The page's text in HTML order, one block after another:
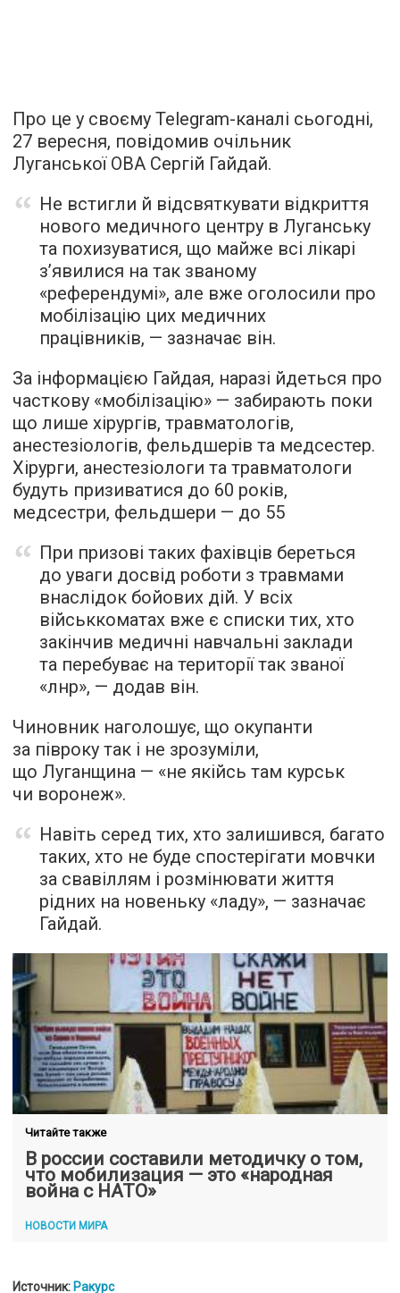
Про це у своєму Telegram-каналі сьогодні,
27 вересня, повідомив очільник
Луганської ОВА Сергій Гайдай.
Не встигли й відсвяткувати відкриття
нового медичного центру в Луганську
та похизуватися, що майже всі лікарі
з’явилися на так званому
«референдумі», але вже оголосили про
мобілізацію цих медичних
працівників, — зазначає він.
За інформацією Гайдая, наразі йдеться про
часткову «мобілізацію» — забирають поки
що лише хірургів, травматологів,
анестезіологів, фельдшерів та медсестер.
Хірурги, анестезіологи та травматологи
будуть призиватися до 60 років,
медсестри, фельдшери — до 55
При призові таких фахівців береться
до уваги досвід роботи з травмами
внаслідок бойових дій. У всіх
військкоматах вже є списки тих, хто
закінчив медичні навчальні заклади
та перебуває на території так званої
«лнр», — додав він.
Чиновник наголошує, що окупанти
за півроку так і не зрозуміли,
що Луганщина — «не якійсь там курськ
чи воронеж».
Навіть серед тих, хто залишився, багато
таких, хто не буде спостерігати мовчки
за свавіллям і розмінювати життя
рідних на новеньку «ладу», — зазначає
Гайдай.
Читайте также
В россии составили методичку о том,
что мобилизация — это «народная
война с НАТО»
НОВОСТИ МИРА
Источник: Ракурс